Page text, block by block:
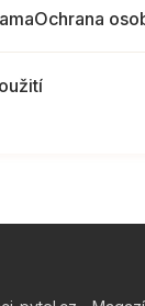
Ochrana